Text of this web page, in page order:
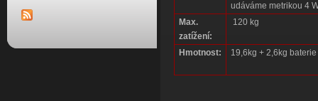
udáváme metrikou 4
Max.
zatížení:
120 kg
Hmotnost: 19,6kg + 2,6kg baterie